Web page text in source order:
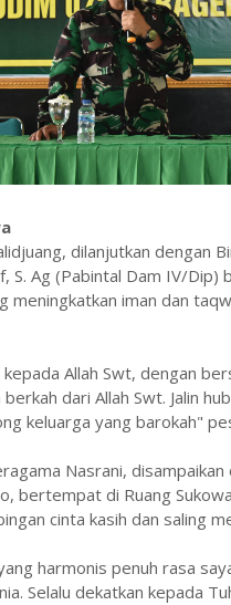
dilanjutkan dengan
S. Ag (Pabintal Dam IV/
meningkatkan iman dan
Allah Swt, dengan
dari Allah Swt. Jalin
keluarga yang barokah"
Nasrani,
bertempat di Ruang
cinta kasih dan saling
harmonis penuh rasa
Selalu dekatkan kepada